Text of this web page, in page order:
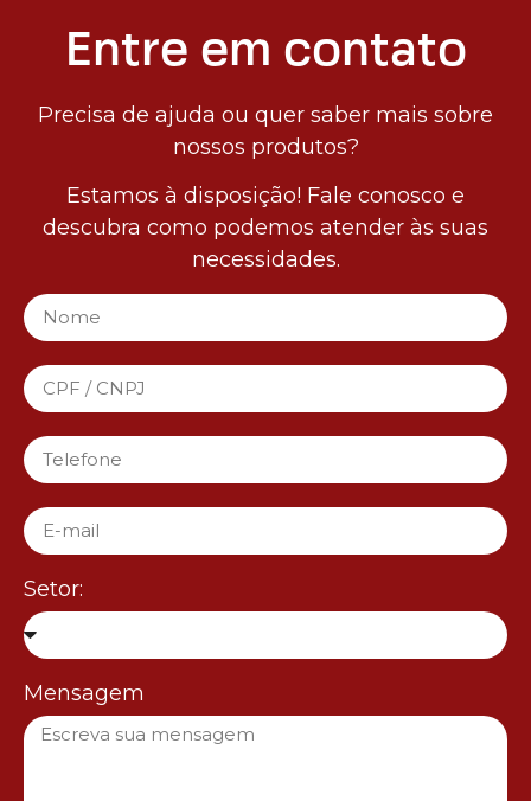
Entre em contato
Precisa de ajuda ou quer saber mais sobre
nossos produtos?
Estamos à disposição! Fale conosco e
descubra como podemos atender às suas
necessidades.
Setor:
Mensagem